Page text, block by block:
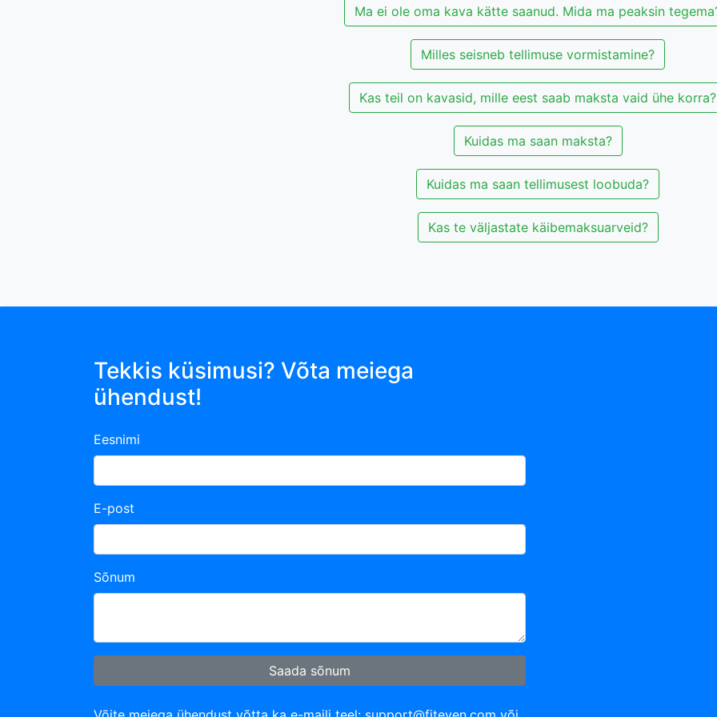
Ma ei ole oma kava kätte saanud. Mida ma peaksin
Milles seisneb tellimuse vormistamine?
Kas teil on kavasid, mille eest saab maksta vaid ühe korra?
Kuidas ma saan maksta?
Kuidas ma saan tellimusest loobuda?
Kas te väljastate käibemaksuarveid?
Tekkis küsimusi? Võta meiega
ühendust!
Eesnimi
E-post
Sõnum
Saada sõnum